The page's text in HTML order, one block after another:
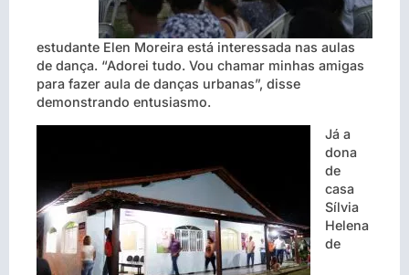
estudante Elen Moreira está interessada nas aulas
de dança. “Adorei tudo. Vou chamar minhas amigas
para fazer aula de danças urbanas”, disse
demonstrando entusiasmo.
Já a
dona
de
casa
Sílvia
Helena
de